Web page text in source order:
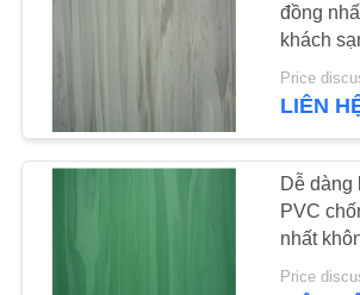
CHÍNH
SÁCH
BẢOSàn vinyl tự
đồng
khách
thư viện
Price
LIÊN
Dễ dàng
PVC
nhất
kế đa sắc
Price